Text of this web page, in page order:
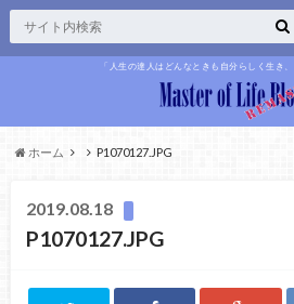
「人生の達人はどんなときも自分らしく生き
ホーム P1070127.JPG
2019.08.18
P1070127.JPG